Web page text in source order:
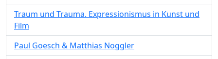
Traum und Trauma. Expressionismus in Kunst und
Film
Paul Goesch & Matthias Noggler